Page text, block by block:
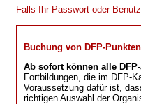
Falls Ihr Passwort oder
Buchung von DFP-
Ab sofort können alle
Fortbildungen, die im DFP-
Voraussetzung dafür ist,
richtigen Auswahl der